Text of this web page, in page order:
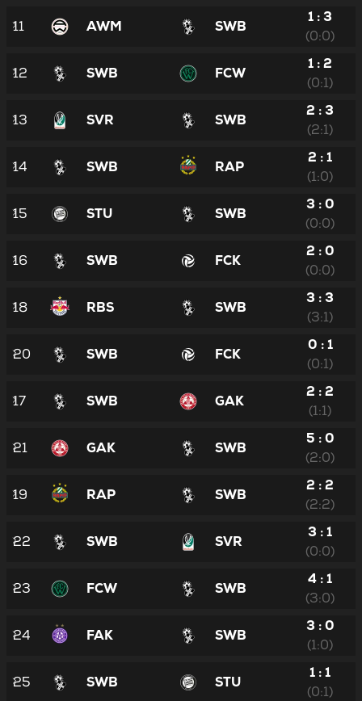
11 AWM SWB
1 : 3
(0:0)
12 SWB FCW
1 : 2
(0:1)
13 SVR SWB
2 : 3
(2:1)
14 SWB RAP
2 : 1
(1:0)
15 STU SWB
3 : 0
(0:0)
16 SWB FCK
2 : 0
(0:0)
18 RBS SWB
3 : 3
(3:1)
20 SWB FCK
0 : 1
(0:1)
17 SWB GAK
2 : 2
(1:1)
21 GAK SWB
5 : 0
(2:0)
19 RAP SWB
2 : 2
(2:2)
22 SWB SVR
3 : 1
(0:0)
23 FCW SWB
4 : 1
(3:0)
24 FAK SWB
3 : 0
(1:0)
25 SWB STU
1 : 1
(0:1)